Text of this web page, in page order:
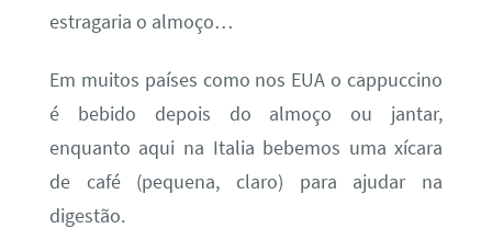
estragaria o almoço…
Em muitos países como nos EUA o cappuccino
é bebido depois do almoço ou jantar,
enquanto aqui na Italia bebemos uma xícara
de café (pequena, claro) para ajudar na
digestão.